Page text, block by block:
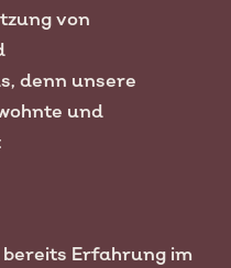
von
denn unsere
und
Erfahrung im